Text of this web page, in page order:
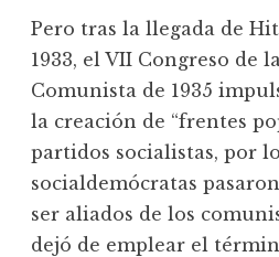
Pero tras la llegada de
1933, el VII Congreso de
Comunista de 1935
la creación de “frentes
partidos socialistas, por
socialdemócratas
ser aliados de los
dejó de emplear el